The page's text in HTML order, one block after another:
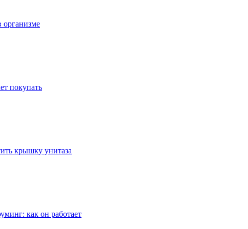
организме
покупать
крышку унитаза
как он работает